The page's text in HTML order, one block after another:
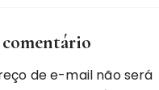
de e-mail não será